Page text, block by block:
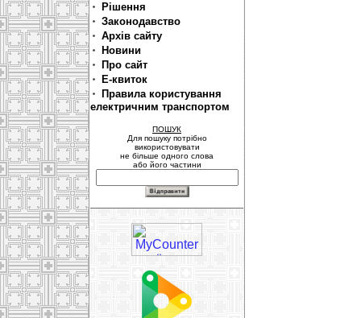
Рішення
Законодавство
Архів сайту
Новини
Про сайт
Е-квиток
Правила користування
електричним транспортом
ПОШУК
Для пошуку потрібно
використовувати
не більше одного слова
або його частини